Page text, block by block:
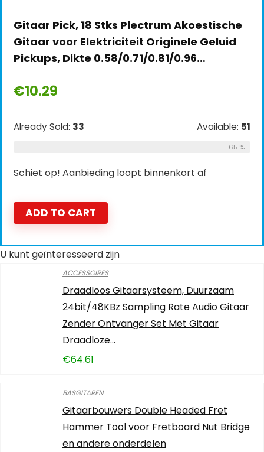
Gitaar Pick, 18 Stks Plectrum Akoestische
Gitaar voor Elektriciteit Originele Geluid
Pickups, Dikte 0.58/0.71/0.81/0.96…
€10.29
Already Sold: 33 Available: 51
65 %
Schiet op! Aanbieding loopt binnenkort af
ADD TO CART
U kunt geïnteresseerd zijn
ACCESSOIRES
Draadloos Gitaarsysteem, Duurzaam
24bit/48KBz Sampling Rate Audio Gitaar
Zender Ontvanger Set Met Gitaar
Draadloze…
€64.61
BASGITAREN
Gitaarbouwers Double Headed Fret
Hammer Tool voor Fretboard Nut Bridge
en andere onderdelen